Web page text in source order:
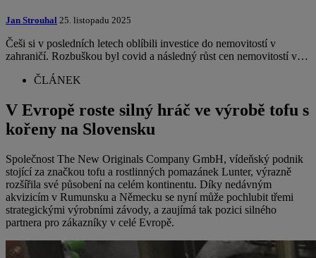
Jan Strouhal 25. listopadu 2025
Češi si v posledních letech oblíbili investice do nemovitostí v
zahraničí. Rozbuškou byl covid a následný růst cen nemovitostí v…
ČLÁNEK
V Evropě roste silný hráč ve výrobě tofu s
kořeny na Slovensku
Společnost The New Originals Company GmbH, vídeňský podnik
stojící za značkou tofu a rostlinných pomazánek Lunter, výrazně
rozšířila své působení na celém kontinentu. Díky nedávným
akvizicím v Rumunsku a Německu se nyní může pochlubit třemi
strategickými výrobními závody, a zaujímá tak pozici silného
partnera pro zákazníky v celé Evropě.